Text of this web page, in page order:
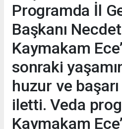
Programda İl
Başkanı
Kaymakam
sonraki
huzur ve
iletti. Veda
Kaymakam